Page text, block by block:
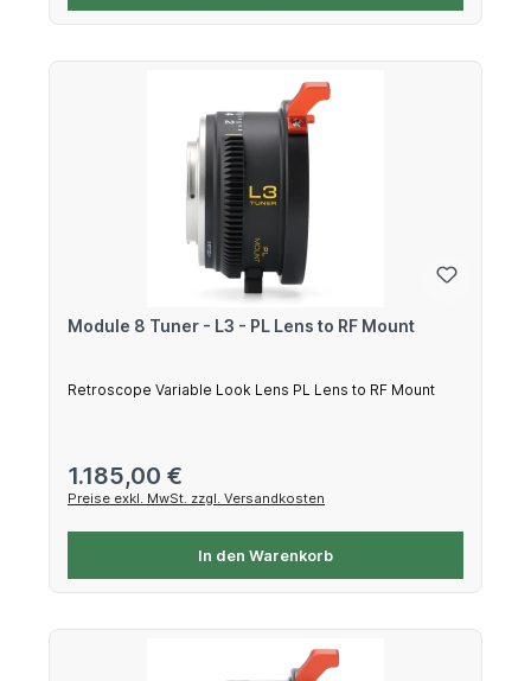
Module 8 Tuner - L3 - PL Lens to RF Mount
Retroscope Variable Look Lens PL Lens to RF Mount
Regulärer Preis:
1.185,00 €
Preise exkl. MwSt. zzgl. Versandkosten
In den Warenkorb